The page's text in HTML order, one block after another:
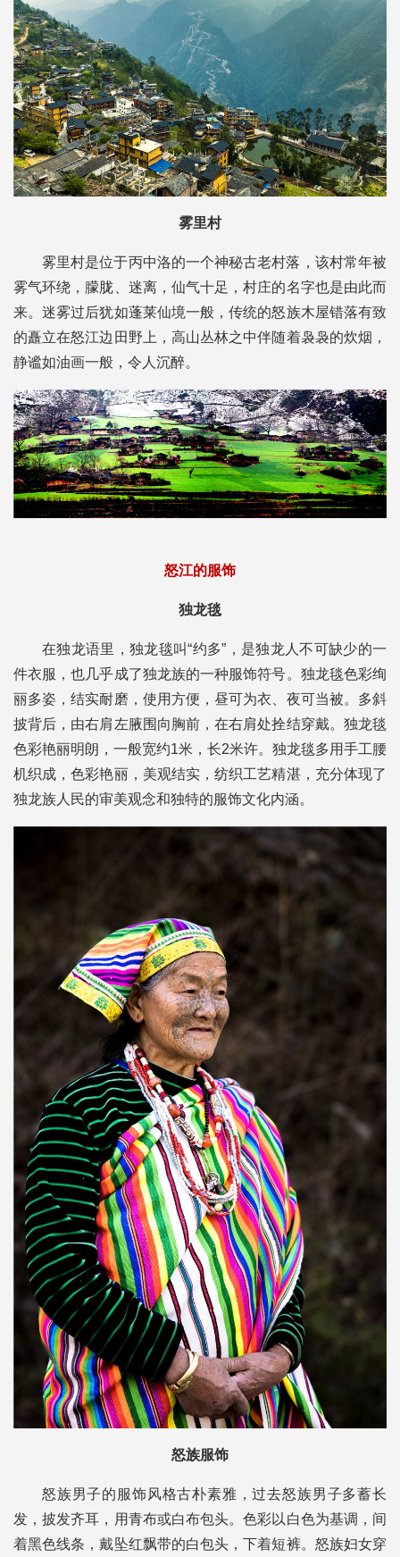
雾里村
雾里村是位于丙中洛的一个神秘古老村落，该村常年被
雾气环绕，朦胧、迷离，仙气十足，村庄的名字也是由此而
来。迷雾过后犹如蓬莱仙境一般，传统的怒族木屋错落有致
的矗立在怒江边田野上，高山丛林之中伴随着袅袅的炊烟，
静谧如油画一般，令人沉醉。
怒江的服饰
独龙毯
在独龙语里，独龙毯叫“约多”，是独龙人不可缺少的一
件衣服，也几乎成了独龙族的一种服饰符号。独龙毯色彩绚
丽多姿，结实耐磨，使用方便，昼可为衣、夜可当被。多斜
披背后，由右肩左腋围向胸前，在右肩处拴结穿戴。独龙毯
色彩艳丽明朗，一般宽约1米，长2米许。独龙毯多用手工腰
机织成，色彩艳丽，美观结实，纺织工艺精湛，充分体现了
独龙族人民的审美观念和独特的服饰文化内涵。
怒族服饰
怒族男子的服饰风格古朴素雅，过去怒族男子多蓄长
发，披发齐耳，用青布或白布包头。色彩以白色为基调，间
着黑色线条，戴坠红飘带的白包头，下着短裤。怒族妇女穿